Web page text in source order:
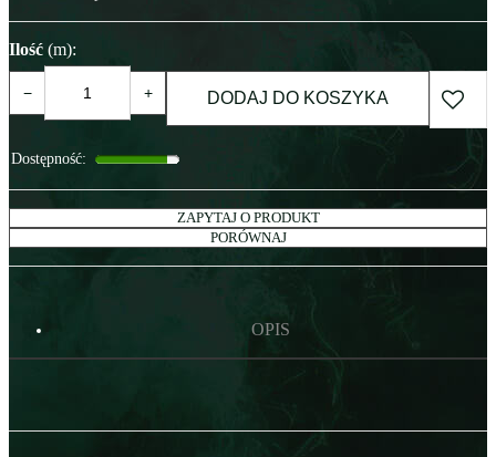
Ilość (m):
− + DODAJ DO KOSZYKA
Dostępność:
ZAPYTAJ O PRODUKT
PORÓWNAJ
OPIS